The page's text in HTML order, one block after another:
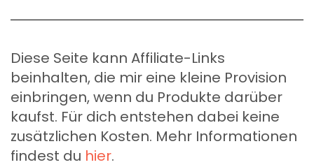
Diese Seite kann Affiliate-Links
beinhalten, die mir eine kleine Provision
einbringen, wenn du Produkte darüber
kaufst. Für dich entstehen dabei keine
zusätzlichen Kosten. Mehr Informationen
findest du hier.